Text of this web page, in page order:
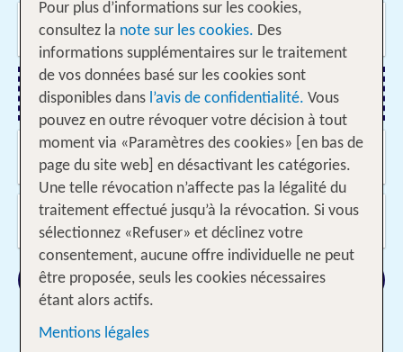
Croisières
Véhicules
Où voulez-vous aller?
Ajouter un vol
Quand et pour combien de temps?
10.08.2026 - 03.06.2027, Date indifférente
Voyageurs?
2 Adultes
Rechercher
Pour plus d’informations sur les cookies,
consultez la note sur les cookies. Des
informations supplémentaires sur le traitement
de vos données basé sur les cookies sont
disponibles dans l’avis de confidentialité. Vous
pouvez en outre révoquer votre décision à tout
moment via «Paramètres des cookies» [en bas de
page du site web] en désactivant les catégories.
Une telle révocation n’affecte pas la légalité du
traitement effectué jusqu’à la révocation. Si vous
sélectionnez «Refuser» et déclinez votre
consentement, aucune offre individuelle ne peut
être proposée, seuls les cookies nécessaires
étant alors actifs.
Mentions légales